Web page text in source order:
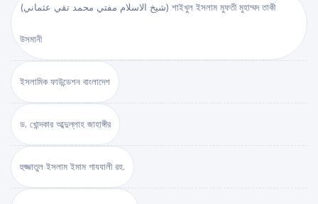
(شيخ الاسلام مفتي محمد تقي عثماني) শাইখুল ইসলাম মুফতী মুহাম্মদ তাকী
উসমানী
ইসলামিক ফাউন্ডেশন বাংলাদেশ
ড. খোন্দকার আব্দুল্লাহ জাহাঙ্গীর
হুজ্জাতুল ইসলাম ইমাম গাযযালী রহ.